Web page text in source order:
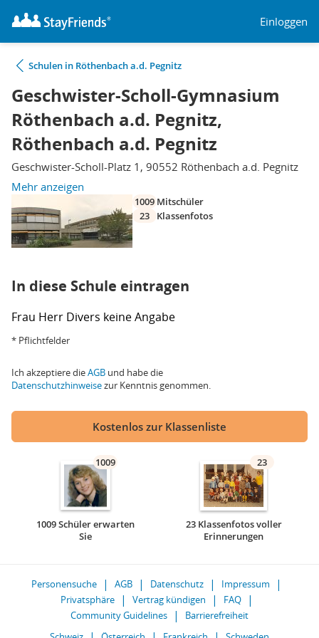
Einloggen
Schulen in Röthenbach a.d. Pegnitz
Geschwister-Scholl-Gymnasium
Röthenbach a.d. Pegnitz,
Röthenbach a.d. Pegnitz
Geschwister-Scholl-Platz 1, 90552 Röthenbach a.d. Pegnitz
Mehr anzeigen
1009 Mitschüler
23
Klassenfotos
In diese Schule eintragen
Frau Herr Divers keine Angabe
* Pflichtfelder
Ich akzeptiere dieAGB und habe die
Datenschutzhinweisezur Kenntnis genommen.
Kostenlos zur Klassenliste
1009
1009 Schüler erwarten
Sie
23
23 Klassenfotos voller
Erinnerungen
Personensuche AGB Datenschutz
Impressum
Privatsphäre
Vertrag kündigen
FAQ
Community Guidelines
Barrierefreiheit